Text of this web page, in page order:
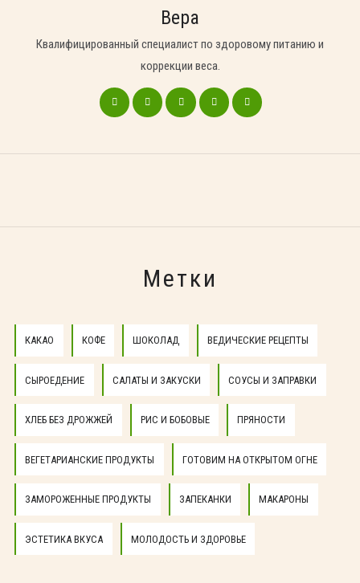
Вера
Квалифицированный специалист по здоровому питанию и
коррекции веса.
Метки
КАКАО КОФЕ ШОКОЛАД ВЕДИЧЕСКИЕ РЕЦЕПТЫ
СЫРОЕДЕНИЕ САЛАТЫ И ЗАКУСКИ СОУСЫ И ЗАПРАВКИ
ХЛЕБ БЕЗ ДРОЖЖЕЙ РИС И БОБОВЫЕ ПРЯНОСТИ
ВЕГЕТАРИАНСКИЕ ПРОДУКТЫ ГОТОВИМ НА ОТКРЫТОМ ОГНЕ
ЗАМОРОЖЕННЫЕ ПРОДУКТЫ ЗАПЕКАНКИ МАКАРОНЫ
ЭСТЕТИКА ВКУСА МОЛОДОСТЬ И ЗДОРОВЬЕ